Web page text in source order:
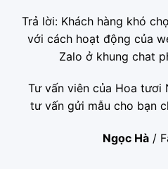
Trả lời: Khách hàng khó
với cách hoạt động của
Zalo ở khung chat
Tư vấn viên của Hoa
tư vấn gửi mẫu cho bạn
Ngọc Hà /